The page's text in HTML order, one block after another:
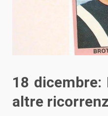
18
altre